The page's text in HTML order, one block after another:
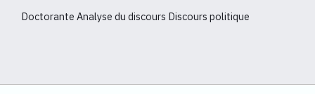
Doctorante Analyse du discours Discours politique